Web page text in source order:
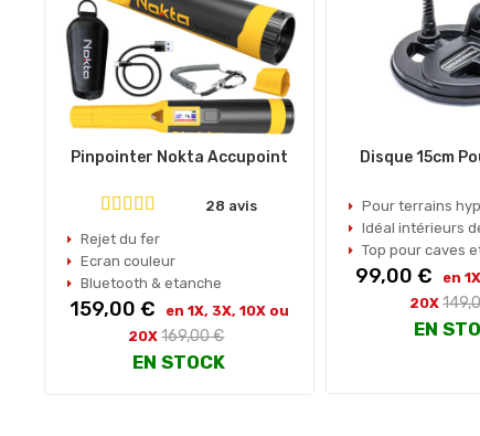
Pinpointer Nokta Accupoint
28 avis
Rejet du fer
Ecran couleur
Bluetooth & etanche
Prix
159,00 €
en 1X, 3X, 10X ou
20X Prix
habituel
169,00 €
EN STOCK
Disque 15cm
Pour terrains
Idéal intérieurs
Top pour caves
Prix
99,00 €
en
20X Prix
EN